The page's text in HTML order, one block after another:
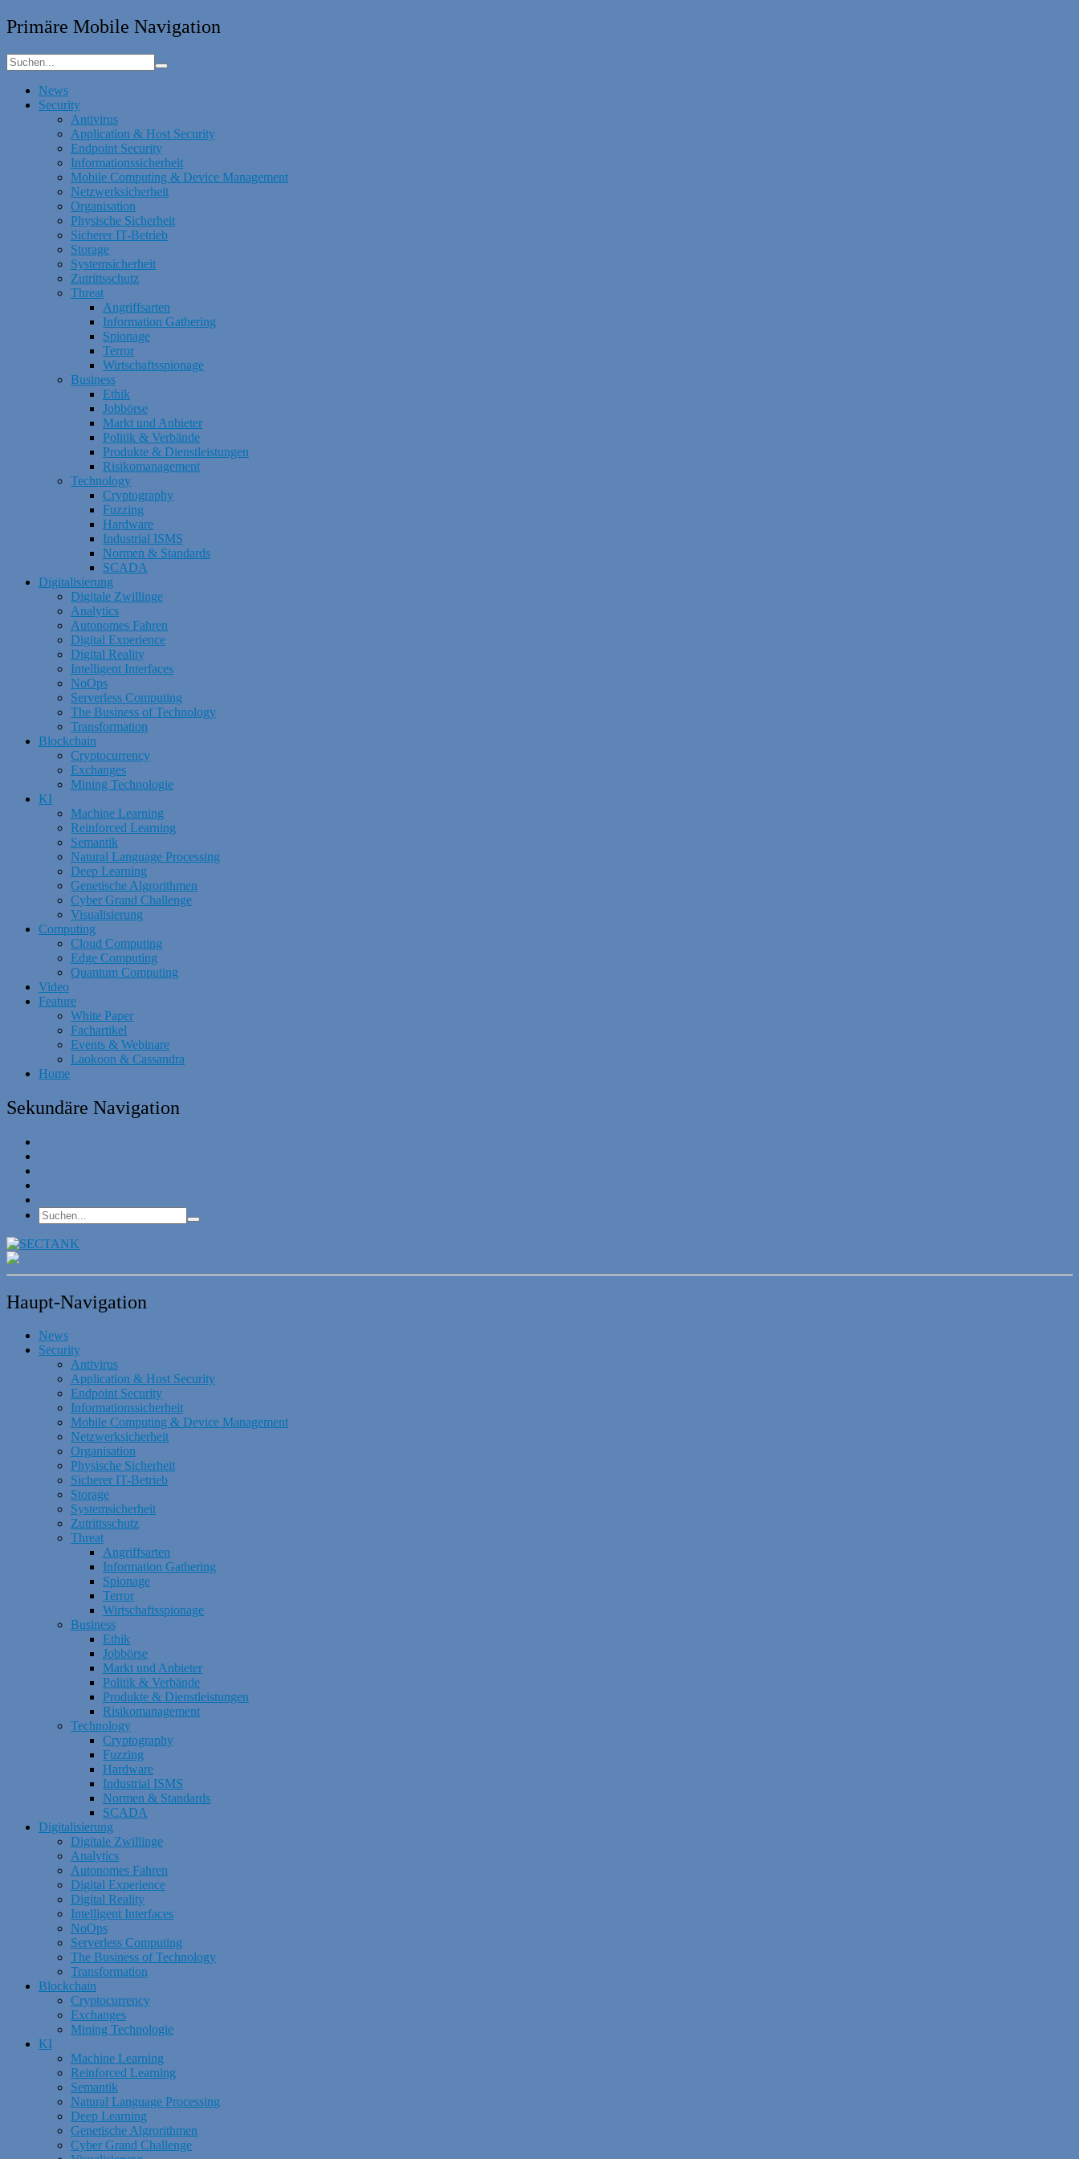
Primäre Mobile Navigation
News
Security
Antivirus
Application & Host Security
Endpoint Security
Informationssicherheit
Mobile Computing & Device Management
Netzwerksicherheit
Organisation
Physische Sicherheit
Sicherer IT-Betrieb
Storage
Systemsicherheit
Zutrittsschutz
Threat
Angriffsarten
Information Gathering
Spionage
Terror
Wirtschaftsspionage
Business
Ethik
Jobbörse
Markt und Anbieter
Politik & Verbände
Produkte & Dienstleistungen
Risikomanagement
Technology
Cryptography
Fuzzing
Hardware
Industrial ISMS
Normen & Standards
SCADA
Digitalisierung
Digitale Zwillinge
Analytics
Autonomes Fahren
Digital Experience
Digital Reality
Intelligent Interfaces
NoOps
Serverless Computing
The Business of Technology
Transformation
Blockchain
Cryptocurrency
Exchanges
Mining Technologie
KI
Machine Learning
Reinforced Learning
Semantik
Natural Language Processing
Deep Learning
Genetische Algrorithmen
Cyber Grand Challenge
Visualisierung
Computing
Cloud Computing
Edge Computing
Quantum Computing
Video
Feature
White Paper
Fachartikel
Events & Webinare
Laokoon & Cassandra
Home
Sekundäre Navigation
Haupt-Navigation
News
Security
Antivirus
Application & Host Security
Endpoint Security
Informationssicherheit
Mobile Computing & Device Management
Netzwerksicherheit
Organisation
Physische Sicherheit
Sicherer IT-Betrieb
Storage
Systemsicherheit
Zutrittsschutz
Threat
Angriffsarten
Information Gathering
Spionage
Terror
Wirtschaftsspionage
Business
Ethik
Jobbörse
Markt und Anbieter
Politik & Verbände
Produkte & Dienstleistungen
Risikomanagement
Technology
Cryptography
Fuzzing
Hardware
Industrial ISMS
Normen & Standards
SCADA
Digitalisierung
Digitale Zwillinge
Analytics
Autonomes Fahren
Digital Experience
Digital Reality
Intelligent Interfaces
NoOps
Serverless Computing
The Business of Technology
Transformation
Blockchain
Cryptocurrency
Exchanges
Mining Technologie
KI
Machine Learning
Reinforced Learning
Semantik
Natural Language Processing
Deep Learning
Genetische Algrorithmen
Cyber Grand Challenge